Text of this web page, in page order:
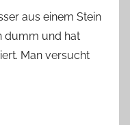
aus einem Stein
dumm und hat
Man versucht